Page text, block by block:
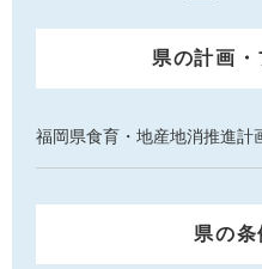
県の計画・
福岡県食育・地産地消推進計
県の条